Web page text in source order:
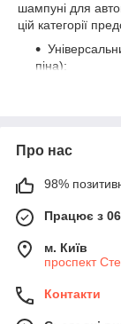
шампуні для
цій категорії
піна);
Якщо Ви
надамо повну
Про нас
98%
Працює з
м. Київ
проспект
Контакти